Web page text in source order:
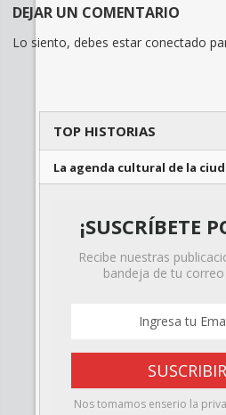
DEJAR UN COMENTARIO
Lo siento, debes estar conectado
TOP HISTORIAS
La agenda cultural de la
¡SUSCRÍBETE
Recibe nuestras
bandeja de tu
Nos tomamos enserio la